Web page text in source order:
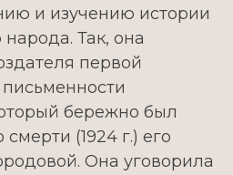
и изучению истории
народа. Так, она
первой
бережно был
(1924 г.) его
Она уговорила